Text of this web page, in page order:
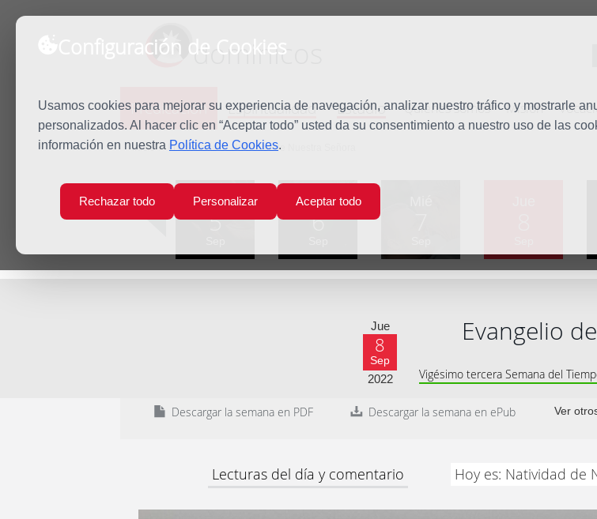
Configuración de Cookies
Usamos cookies para mejorar su experiencia de navegación, analizar nuestro tráfico y mostrarle
personalizados. Al hacer clic en “Aceptar todo” usted da su consentimiento a nuestro uso de las
información en nuestra Política de Cookies.
Rechazar todo Personalizar Aceptar todo
dominicos
Predicación Espiritualidad Estudio Quiénes somos Misión
Inicio Predicación Natividad de Nuestra Señora
Lun
5
Mar
6
Jue
8
Sep
2022
Evangelio
Vigésimo tercera Semana del
Descargar la semana en PDF Descargar la semana en ePub Ver
Lecturas del día y comentario Hoy es: Natividad de